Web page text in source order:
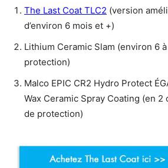
The Last Coat TLC2 (version
d’environ 6 mois et +)
Lithium Ceramic Slam (environ 6
protection)
Malco EPIC CR2 Hydro Protect
Wax Ceramic Spray Coating (en
de protection)